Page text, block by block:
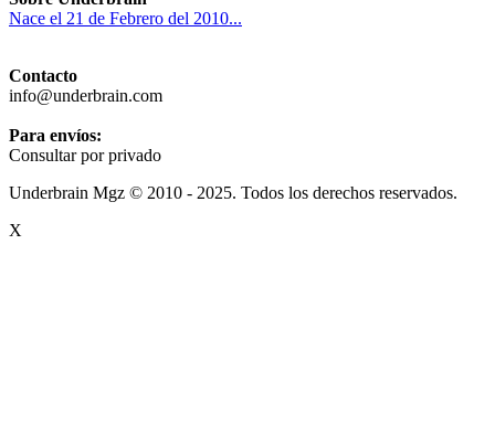
Nace el 21 de Febrero del 2010...
Contacto
info@underbrain.com
Para envíos:
Consultar por privado
Underbrain Mgz © 2010 - 2025. Todos los derechos reservados.
X